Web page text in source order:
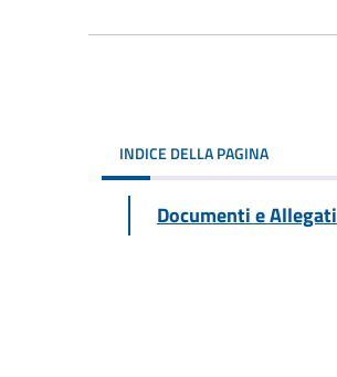
INDICE DELLA PAGINA
Documenti e Allegati